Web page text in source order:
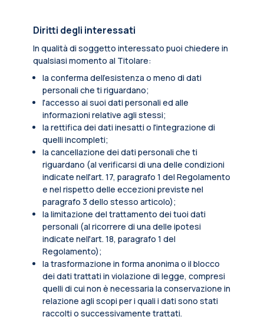
Diritti degli interessati
In qualità di soggetto interessato puoi chiedere in
qualsiasi momento al Titolare:
la conferma dell’esistenza o meno di dati
personali che ti riguardano;
l'accesso ai suoi dati personali ed alle
informazioni relative agli stessi;
la rettifica dei dati inesatti o l'integrazione di
quelli incompleti;
la cancellazione dei dati personali che ti
riguardano (al verificarsi di una delle condizioni
indicate nell'art. 17, paragrafo 1 del Regolamento
e nel rispetto delle eccezioni previste nel
paragrafo 3 dello stesso articolo);
la limitazione del trattamento dei tuoi dati
personali (al ricorrere di una delle ipotesi
indicate nell'art. 18, paragrafo 1 del
Regolamento);
la trasformazione in forma anonima o il blocco
dei dati trattati in violazione di legge, compresi
quelli di cui non è necessaria la conservazione in
relazione agli scopi per i quali i dati sono stati
raccolti o successivamente trattati.